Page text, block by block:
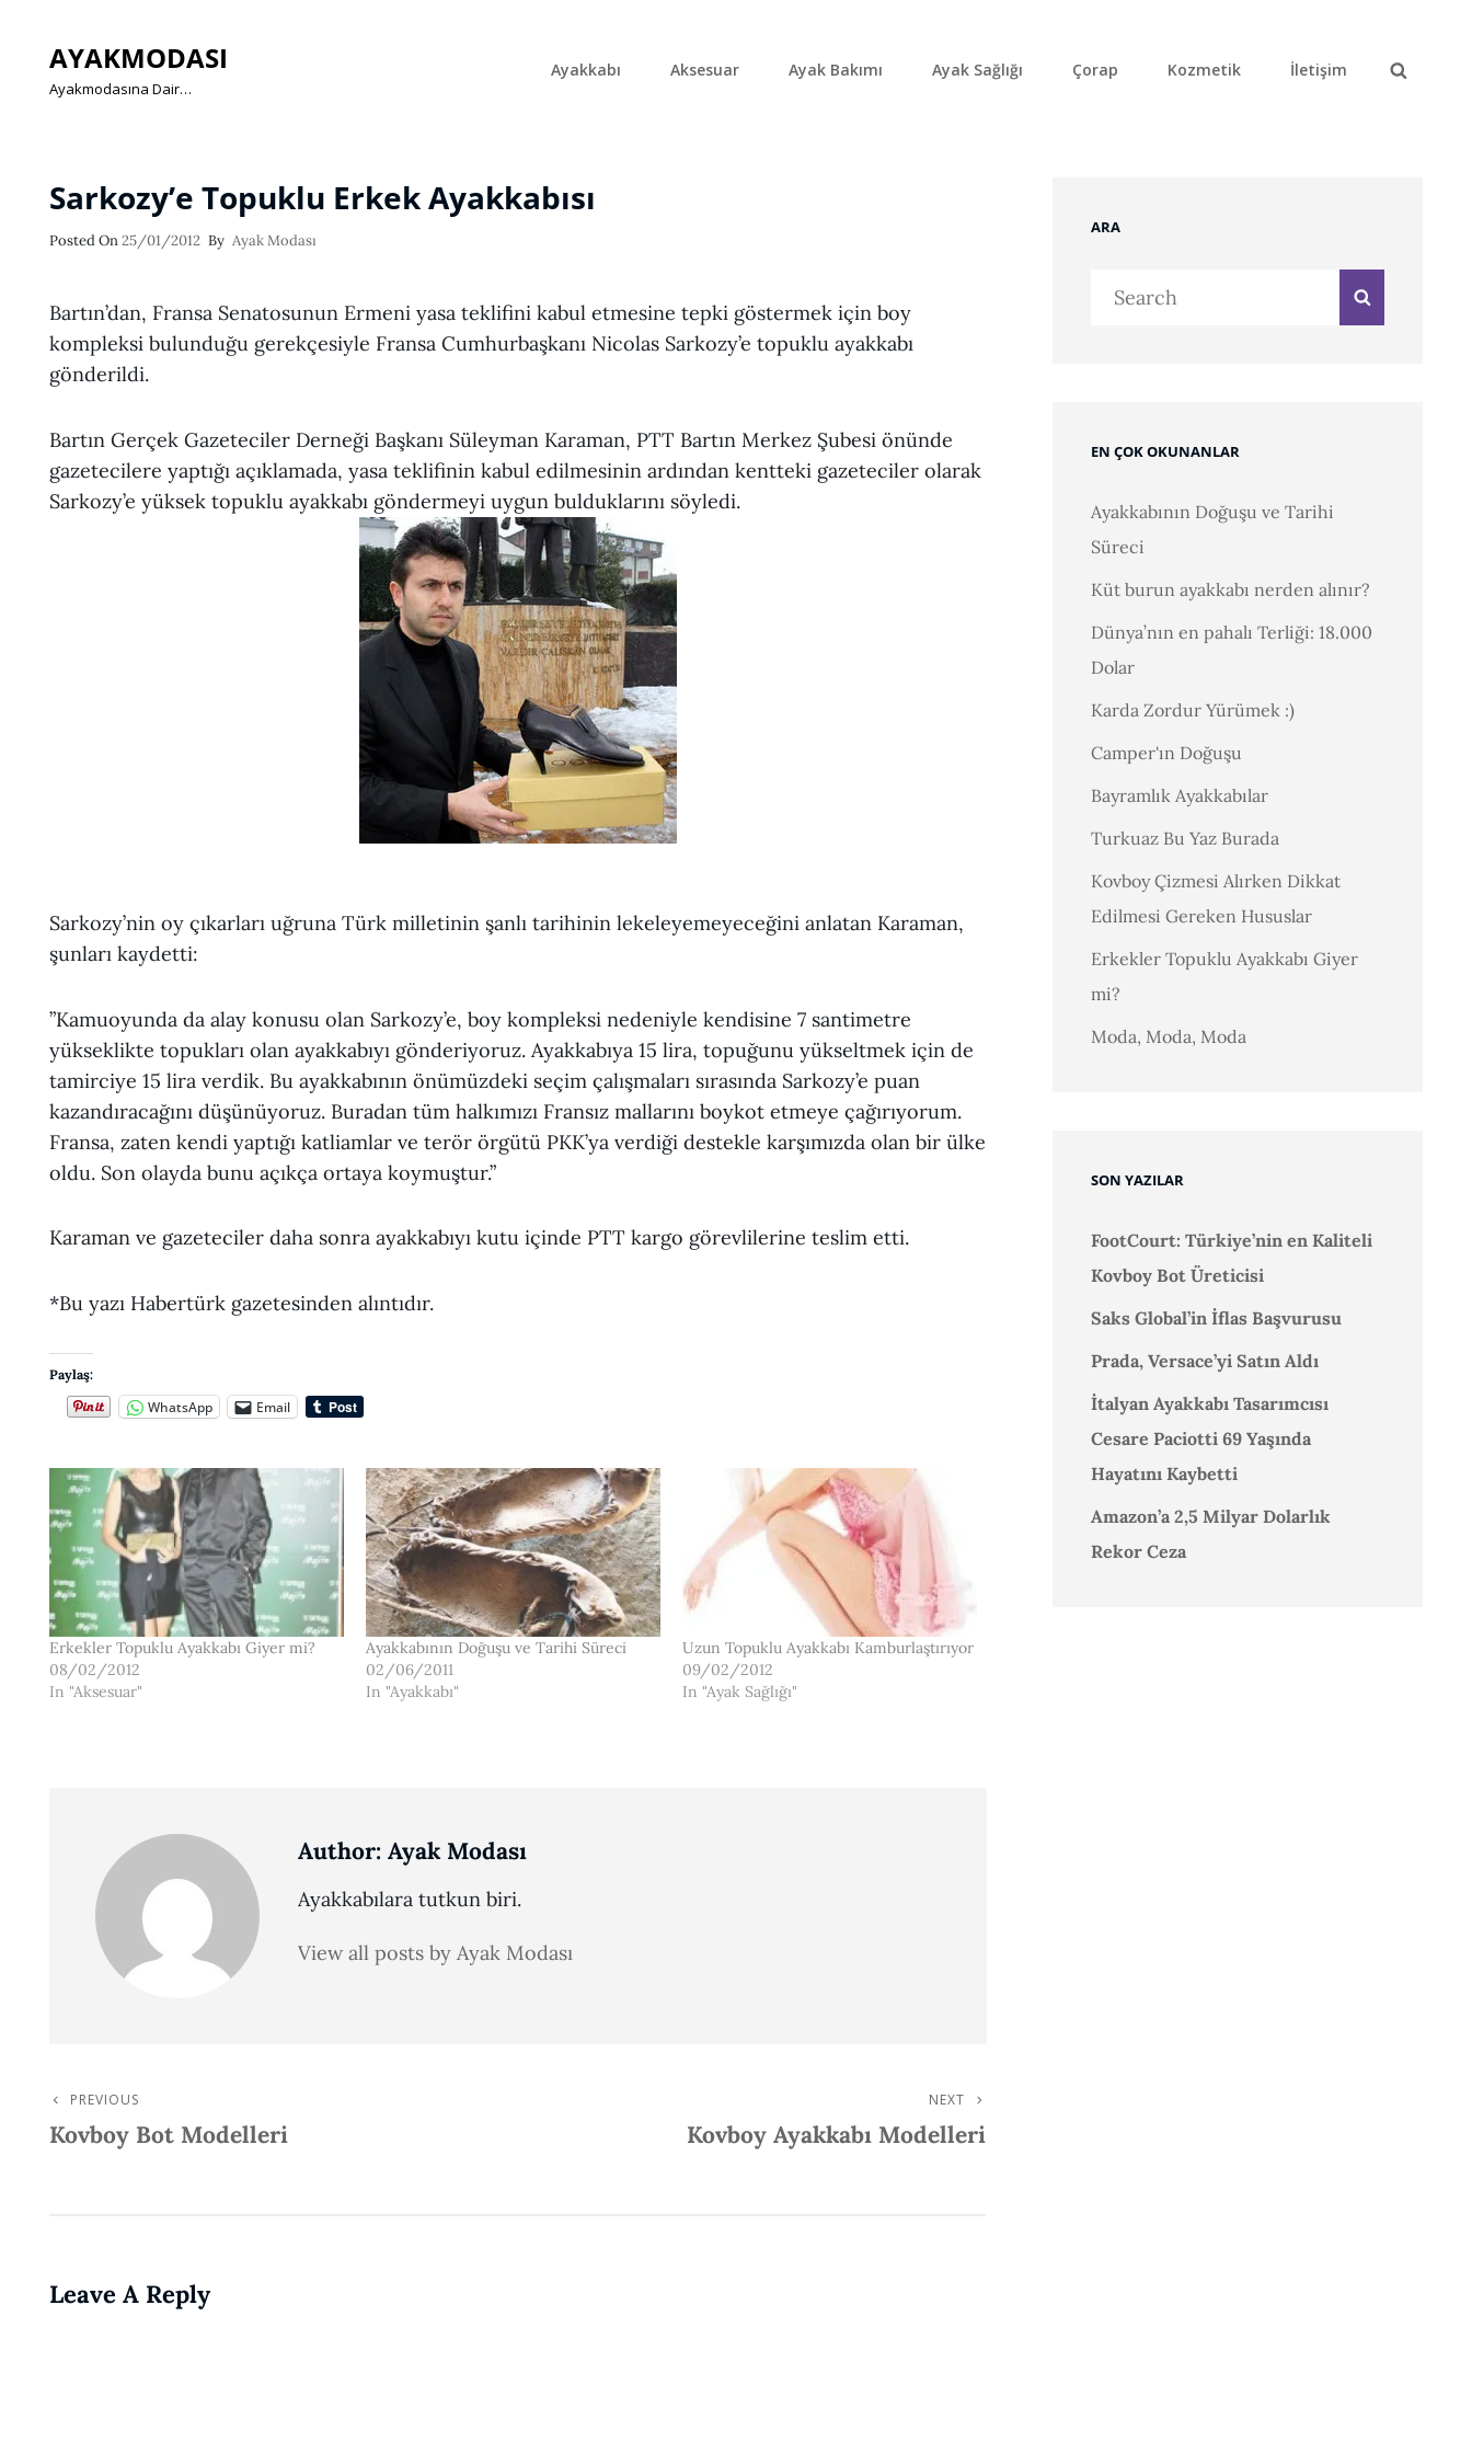
AYAKMODASI
Ayakmodasına Dair…
Ayakkabı Aksesuar Ayak Bakımı Ayak Sağlığı Çorap Kozmetik
İletişim
Sarkozy’e Topuklu Erkek Ayakkabısı
Posted OnPosted
25/01/2012 By Ayak Modası
Bartın’dan, Fransa Senatosunun Ermeni yasa teklifini kabul etmesine tepki göstermek için boy
kompleksi bulunduğu gerekçesiyle Fransa Cumhurbaşkanı Nicolas Sarkozy’e topuklu ayakkabı
gönderildi.
Bartın Gerçek Gazeteciler Derneği Başkanı Süleyman Karaman, PTT Bartın Merkez Şubesi önünde
gazetecilere yaptığı açıklamada, yasa teklifinin kabul edilmesinin ardından kentteki gazeteciler olarak
Sarkozy’e yüksek topuklu ayakkabı göndermeyi uygun bulduklarını söyledi.
Sarkozy’nin oy çıkarları uğruna Türk milletinin şanlı tarihinin lekeleyemeyeceğini anlatan Karaman,
şunları kaydetti:
”Kamuoyunda da alay konusu olan Sarkozy’e, boy kompleksi nedeniyle kendisine 7 santimetre
yükseklikte topukları olan ayakkabıyı gönderiyoruz. Ayakkabıya 15 lira, topuğunu yükseltmek için de
tamirciye 15 lira verdik. Bu ayakkabının önümüzdeki seçim çalışmaları sırasında Sarkozy’e puan
kazandıracağını düşünüyoruz. Buradan tüm halkımızı Fransız mallarını boykot etmeye çağırıyorum.
Fransa, zaten kendi yaptığı katliamlar ve terör örgütü PKK’ya verdiği destekle karşımızda olan bir ülke
oldu. Son olayda bunu açıkça ortaya koymuştur.”
Karaman ve gazeteciler daha sonra ayakkabıyı kutu içinde PTT kargo görevlilerine teslim etti.
*Bu yazı Habertürk gazetesinden alıntıdır.
Paylaş:
WhatsApp Email
Erkekler Topuklu Ayakkabı Giyer mi?
08/02/2012
In "Aksesuar"
Ayakkabının Doğuşu ve Tarihi Süreci
02/06/2011
In "Ayakkabı"
Uzun Topuklu Ayakkabı Kamburlaştırıyor
09/02/2012
In "Ayak Sağlığı"
Author: Ayak Modası
Ayakkabılara tutkun biri.
View all posts by Ayak Modası
Post
Navigation
Previous
Post
PREVIOUS
Kovboy Bot Modelleri
NEXT
Kovboy Ayakkabı Modelleri
Leave A Reply
ARA
EN ÇOK OKUNANLAR
Ayakkabının Doğuşu ve Tarihi
Süreci
Küt burun ayakkabı nerden alınır?
Dünya’nın en pahalı Terliği: 18.000
Dolar
Karda Zordur Yürümek :)
Camper'ın Doğuşu
Bayramlık Ayakkabılar
Turkuaz Bu Yaz Burada
Kovboy Çizmesi Alırken Dikkat
Edilmesi Gereken Hususlar
Erkekler Topuklu Ayakkabı Giyer
mi?
Moda, Moda, Moda
SON YAZILAR
FootCourt: Türkiye’nin en Kaliteli
Kovboy Bot Üreticisi
Saks Global’in İflas Başvurusu
Prada, Versace’yi Satın Aldı
İtalyan Ayakkabı Tasarımcısı
Cesare Paciotti 69 Yaşında
Hayatını Kaybetti
Amazon’a 2,5 Milyar Dolarlık
Rekor Ceza